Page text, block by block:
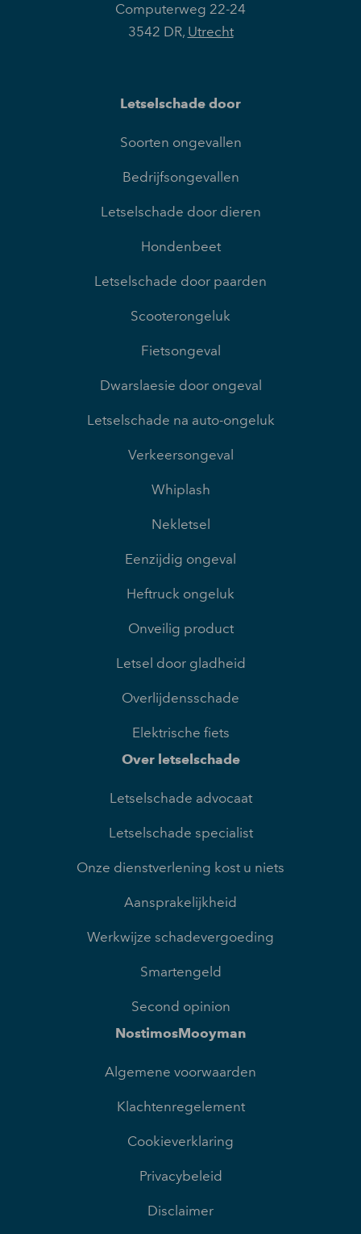
Computerweg 22-24
3542 DR, Utrecht
Letselschade door
Soorten ongevallen
Bedrijfsongevallen
Letselschade door dieren
Hondenbeet
Letselschade door paarden
Scooterongeluk
Fietsongeval
Dwarslaesie door ongeval
Letselschade na auto-ongeluk
Verkeersongeval
Whiplash
Nekletsel
Eenzijdig ongeval
Heftruck ongeluk
Onveilig product
Letsel door gladheid
Overlijdensschade
Elektrische fiets
Over letselschade
Letselschade advocaat
Letselschade specialist
Onze dienstverlening kost u niets
Aansprakelijkheid
Werkwijze schadevergoeding
Smartengeld
Second opinion
NostimosMooyman
Algemene voorwaarden
Klachtenregelement
Cookieverklaring
Privacybeleid
Disclaimer